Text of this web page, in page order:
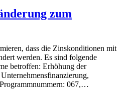
zum
dass die Zinskonditionen mit
werden. Es sind folgende
betroffen: Erhöhung der
067,…